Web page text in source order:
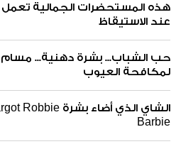
هذه المستحضرات الجمالية تعمل
عند الاستيقاظ
حب الشباب... بشرة دهنية...
لمكافحة العيوب
Barbie